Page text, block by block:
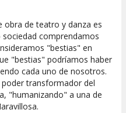
10
artística
obra de teatro y danza es
comprendamos
"bestias" en
"bestias" podríamos haber
cada uno de nosotros.
transformador del
"humanizando" a una de